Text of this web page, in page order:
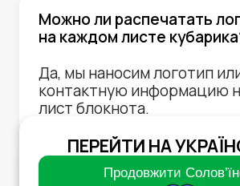
Можно ли распечатать
на каждом листе
Да, мы наносим логотип
контактную информацию
лист блокнота.
Какие размеры кубариков
ПЕРЕЙТИ НА
Продовжити